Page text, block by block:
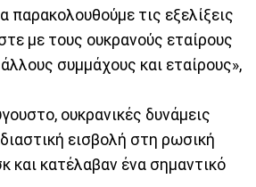
παρακολουθούμε τις εξελίξεις
με τους ουκρανούς εταίρους
συμμάχους και εταίρους»,
ουκρανικές δυνάμεις
εισβολή στη ρωσική
και κατέλαβαν ένα σημαντικό